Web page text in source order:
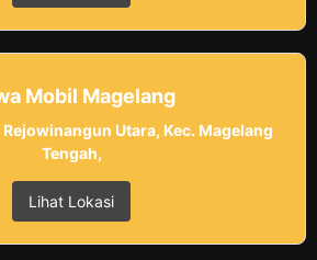
Mobil Magelang
Utara, Kec. Magelang
Tengah,
Lihat Lokasi